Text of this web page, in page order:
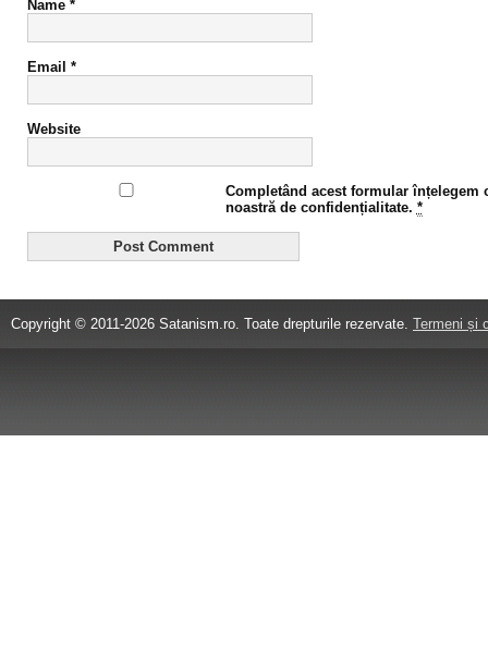
Name *
Email *
Website
Completând acest formular înțelegem
noastră de confidențialitate. *
Copyright © 2011-2026 Satanism.ro. Toate drepturile rezervate. Termeni și